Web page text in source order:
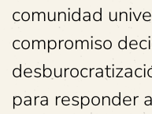
comunidad
compromiso
para responder